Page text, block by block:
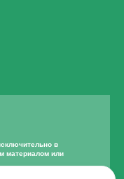
в
материалом или